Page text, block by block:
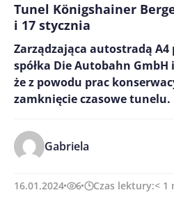
Tunel Königshainer
i 17 stycznia
Zarządzająca autostradą
spółka Die Autobahn
że z powodu prac
zamknięcie czasowe tunelu.
Gabriela
16.01.2024 6 Czas lektury:< 1